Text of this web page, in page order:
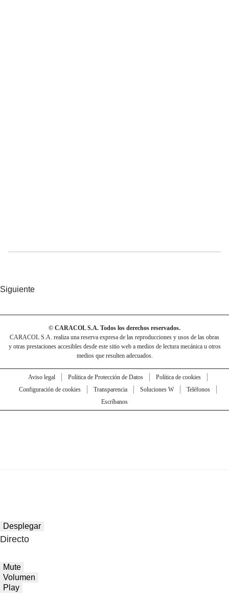
Siguiente
© CARACOL S.A. Todos los derechos reservados.
CARACOL S.A. realiza una reserva expresa de las reproducciones y usos de las obras
y otras prestaciones accesibles desde este sitio web a medios de lectura mecánica u otros
medios que resulten adecuados.
Aviso legal Política de Protección de Datos
Política de cookies
Configuración de cookies
Transparencia Soluciones W
Teléfonos
Escríbanos
Desplegar
Directo
Mute
Volumen
Play